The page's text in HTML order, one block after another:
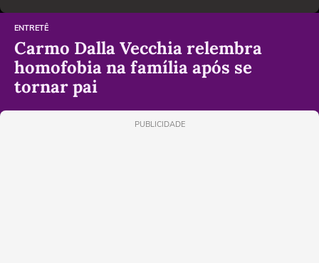
ENTRETÊ
Carmo Dalla Vecchia relembra
homofobia na família após se
tornar pai
PUBLICIDADE